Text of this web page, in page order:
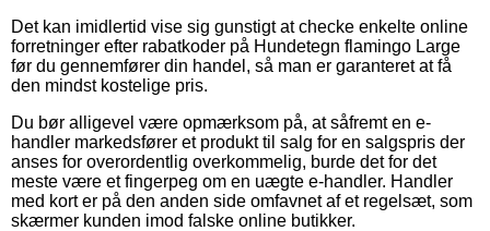
Det kan imidlertid vise sig gunstigt at checke enkelte online
forretninger efter rabatkoder på Hundetegn flamingo Large
før du gennemfører din handel, så man er garanteret at få
den mindst kostelige pris.
Du bør alligevel være opmærksom på, at såfremt en e-
handler markedsfører et produkt til salg for en salgspris der
anses for overordentlig overkommelig, burde det for det
meste være et fingerpeg om en uægte e-handler. Handler
med kort er på den anden side omfavnet af et regelsæt, som
skærmer kunden imod falske online butikker.